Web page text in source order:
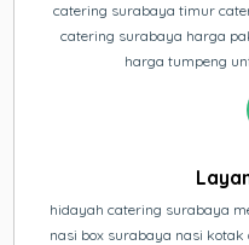
catering surabaya timur
catering surabaya harga
harga tumpeng
hidayah catering surabaya
nasi box surabaya nasi